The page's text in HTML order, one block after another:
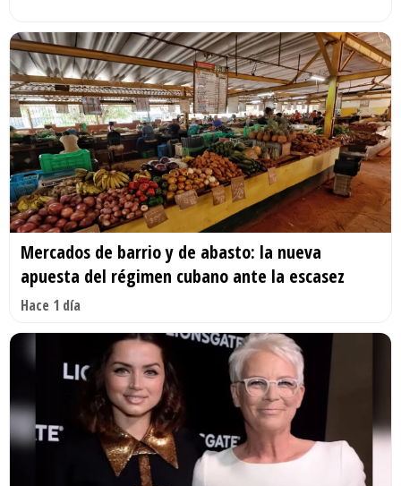
Mercados de barrio y de abasto: la nueva
apuesta del régimen cubano ante la escasez
Hace 1 día